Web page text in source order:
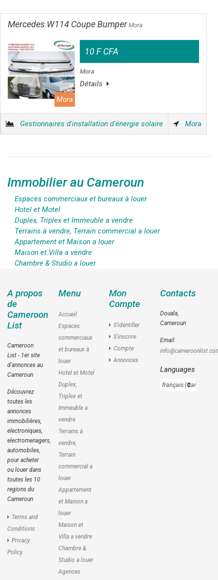
Mercedes W114 Coupe BumperMora
Mora
10 F CFA
Mora
Détails
Gestionnaires d'installation d'énergie solaire Mora
Immobilier au Cameroun
Espaces commerciaux et bureaux à louer
Hotel et Motel
Duplex, Triplex et Immeuble a vendre
Terrains à vendre, Terrain commercial a louer
Appartement et Maison a louer
Maison et Villa a vendre
Chambre & Studio a louer
A propos
de
Cameroon
List
Cameroon
List - 1er site
d'annonces au
Cameroun
Découvrez
toutes les
annonces
immobilières,
electroniques,
electromenagers,
automobiles,
pour acheter
ou louer dans
toutes les 10
regions du
Cameroun
Terms and
Conditions
Privacy
Policy
Menu
Accueil
Espaces
commerciaux
et bureaux à
louer
Hotel et Motel
Duplex,
Triplex et
Immeuble a
vendre
Terrains à
vendre,
Terrain
commercial a
louer
Appartement
et Maison a
louer
Maison et
Villa a vendre
Chambre &
Studio a louer
Agences
Mon
Compte
S'identifier
S'inscrire
Compte
Annonces
Contacts
Douala,
Cameroun
Email:
Languages